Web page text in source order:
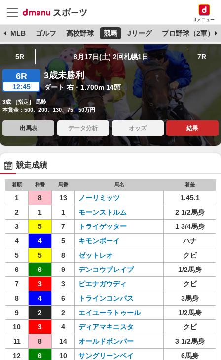
dメニュー
MLB ゴルフ 高校野球 競馬 Jリーグ プロ野球（2軍）
5R 8月17日(土) 2回札幌1日 7R
6R
12:45
3歳未勝利
ダート 右・1,700m 14頭
3歳 ［指定］ 馬齢
本賞金：500、200、130、75、50万円
出馬表 データ分析 オッズ 結果
競走成績
着順 枠番 馬番 馬名 着差
1 8 13 ノーリミッツ
1.45.1
2
1 1 モーンストルム
2 1/2馬身
3
5 7 トライゲッター
1 3/4馬身
4
4 5 キモンボーイ
ハナ
5
5 8 ゼットレオ
クビ
6
6 9 デンコウブレイブ
1/2馬身
7
3 3 ピエナガウディ
クビ
8
4 6 トラインコンパス
3馬身
9
2 2 エイユーラトゥール
1/2馬身
10
3 4 ディアマキニスタ
クビ
11
8 14 オールドボンバー
3 1/2馬身
12
6 10 サングリーンベイ
6馬身